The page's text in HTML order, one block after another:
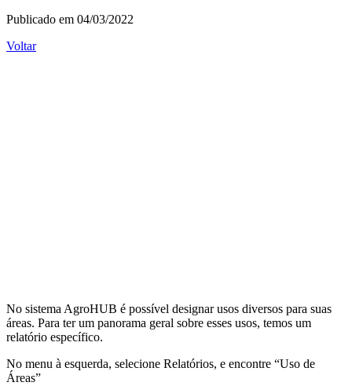
Publicado em 04/03/2022
Voltar
No sistema AgroHUB é possível designar usos diversos para suas
áreas. Para ter um panorama geral sobre esses usos, temos um
relatório específico.
No menu à esquerda, selecione Relatórios, e encontre “Uso de
Áreas”